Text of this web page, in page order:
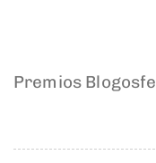
Premios